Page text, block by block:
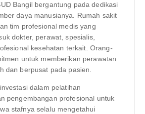
Bangil bergantung pada dedikasi
daya manusianya. Rumah sakit
tim profesional medis yang
dokter, perawat, spesialis,
kesehatan terkait. Orang-
untuk memberikan perawatan
dan berpusat pada pasien.
dalam pelatihan
pengembangan profesional untuk
stafnya selalu mengetahui